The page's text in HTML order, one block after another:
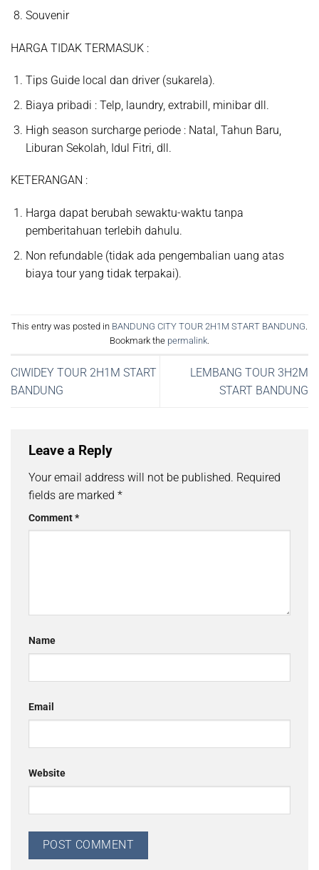
Souvenir
HARGA TIDAK TERMASUK :
Tips Guide local dan driver (sukarela).
Biaya pribadi : Telp, laundry, extrabill, minibar dll.
High season surcharge periode : Natal, Tahun Baru,
Liburan Sekolah, Idul Fitri, dll.
KETERANGAN :
Harga dapat berubah sewaktu-waktu tanpa
pemberitahuan terlebih dahulu.
Non refundable (tidak ada pengembalian uang atas
biaya tour yang tidak terpakai).
This entry was posted in BANDUNG CITY TOUR 2H1M START BANDUNG
Bookmark the permalink
CIWIDEY TOUR 2H1M START
BANDUNG
LEMBANG TOUR 3H2M
START BANDUNG
Leave a Reply
Your email address will not be published. Required
fields are marked *
Comment*
Name
Email
Website